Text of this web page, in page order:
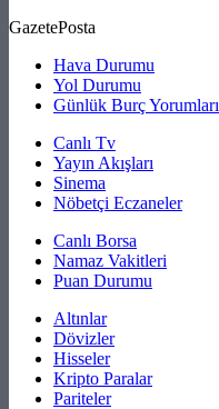
GazetePosta
Hava Durumu
Yol Durumu
Günlük Burç Yorumları
Canlı Tv
Yayın Akışları
Sinema
Nöbetçi Eczaneler
Canlı Borsa
Namaz Vakitleri
Puan Durumu
Altınlar
Dövizler
Hisseler
Kripto Paralar
Pariteler